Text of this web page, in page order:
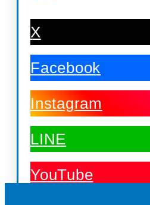
X
Facebook
Instagram
LINE
YouTube